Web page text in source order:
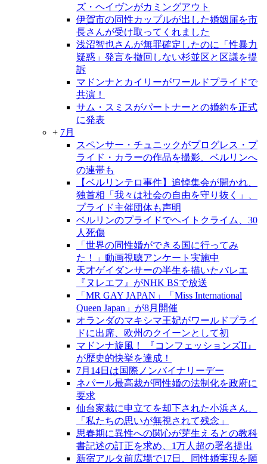
ズ・ヘイヴンがカミングアウト
伊賀市の同性カップルが出した婚姻届を市
長さんが受け取ってくれました
浅沼智也さんが無罪確定したのに「性暴力
疑惑」発言を撤回しない杉並区と区議を提
訴
マドンナとカイリーがワールドプライドで
共演！
サム・スミスがパートナーとの婚約を正式
に発表
+ 7月
スペンサー・チュニックがプログレス・プ
ライド・カラーの作品を撮影、ベルリンへ
の連帯も
【ベルリンテロ事件】追悼集会が開かれ、
独首相「我々は社会の自由を守り抜く」、
プライド主催団体も声明
ベルリンのプライドでヘイトクライム、30
人死傷
「世界の同性婚ができる国に行ってみ
た！」動画視聴アンケート実施中
天才ゲイダンサーの半生を描いたバレエ
『ヌレエフ』がNHK BSで放送
「MR GAY JAPAN」「Miss International
Queen Japan」が8月開催
オランダのマキシマ王妃がワールドプライ
ドに出席、欧州のクイーンとして初
マドンナ旋風！ 『コンフェッションズII』
が歴史的快挙を達成！
7月14日は国際ノンバイナリーデー
ネパール最高裁が同性婚の法制化を政府に
要求
仙台家裁に申立てを却下された小浜さん、
「私たちの思いが無視されて残念」
思春期に異性への関心が芽生えるとの教科
書記述の訂正を求め、1万人超の署名提出
新宿アルタ前広場で17日、同性婚実現を願